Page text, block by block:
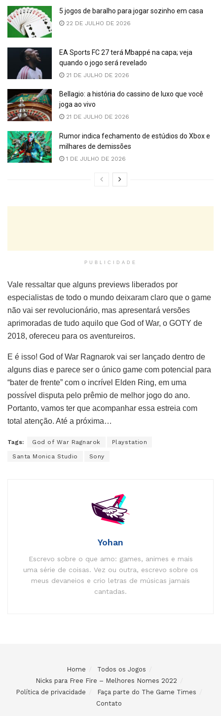
5 jogos de baralho para jogar sozinho em casa
22 DE JULHO DE 2026
EA Sports FC 27 terá Mbappé na capa; veja
quando o jogo será revelado
21 DE JULHO DE 2026
Bellagio: a história do cassino de luxo que você
joga ao vivo
21 DE JULHO DE 2026
Rumor indica fechamento de estúdios do Xbox e
milhares de demissões
1 DE JULHO DE 2026
PUBLICIDADE
Vale ressaltar que alguns previews liberados por
especialistas de todo o mundo deixaram claro que o game
não vai ser revolucionário, mas apresentará versões
aprimoradas de tudo aquilo que God of War, o GOTY de
2018, ofereceu para os aventureiros.
E é isso! God of War Ragnarok vai ser lançado dentro de
alguns dias e parece ser o único game com potencial para
“bater de frente” com o incrível Elden Ring, em uma
possível disputa pelo prêmio de melhor jogo do ano.
Portanto, vamos ter que acompanhar essa estreia com
total atenção. Até a próxima…
Tags: God of War Ragnarok Playstation
Santa Monica Studio Sony
Yohan
Escrevo sobre o que amo: games, animes e mais
uma série de coisas. Vez ou outra, escrevo sobre os
meus devaneios e crio letras de músicas jamais
cantadas.
Home
Todos os Jogos
Nicks para Free Fire – Melhores Nomes 2022
Política de privacidade
Faça parte do The Game Times
Contato